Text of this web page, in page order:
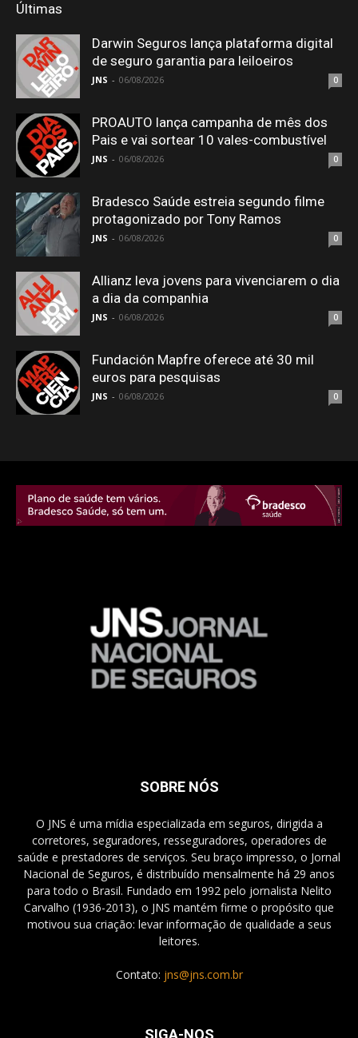
Últimas
Darwin Seguros lança plataforma digital
de seguro garantia para leiloeiros
JNS - 06/08/2026 0
PROAUTO lança campanha de mês dos
Pais e vai sortear 10 vales-combustível
JNS - 06/08/2026 0
Bradesco Saúde estreia segundo filme
protagonizado por Tony Ramos
JNS - 06/08/2026 0
Allianz leva jovens para vivenciarem o dia
a dia da companhia
JNS - 06/08/2026 0
Fundación Mapfre oferece até 30 mil
euros para pesquisas
JNS - 06/08/2026 0
SOBRE NÓS
O JNS é uma mídia especializada em seguros, dirigida a
corretores, seguradores, resseguradores, operadores de
saúde e prestadores de serviços. Seu braço impresso, o Jornal
Nacional de Seguros, é distribuído mensalmente há 29 anos
para todo o Brasil. Fundado em 1992 pelo jornalista Nelito
Carvalho (1936-2013), o JNS mantém firme o propósito que
motivou sua criação: levar informação de qualidade a seus
leitores.
Contato: jns@jns.com.br
SIGA-NOS